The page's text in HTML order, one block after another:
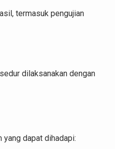
termasuk pengujian
dilaksanakan dengan
yang dapat dihadapi: